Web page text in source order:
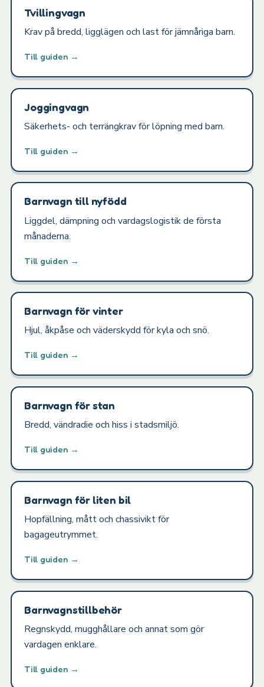
Tvillingvagn
Krav på bredd, ligglägen och last för jämnåriga barn.
Till guiden →
Joggingvagn
Säkerhets- och terrängkrav för löpning med barn.
Till guiden →
Barnvagn till nyfödd
Liggdel, dämpning och vardagslogistik de första
månaderna.
Till guiden →
Barnvagn för vinter
Hjul, åkpåse och väderskydd för kyla och snö.
Till guiden →
Barnvagn för stan
Bredd, vändradie och hiss i stadsmiljö.
Till guiden →
Barnvagn för liten bil
Hopfällning, mått och chassivikt för
bagageutrymmet.
Till guiden →
Barnvagnstillbehör
Regnskydd, mugghållare och annat som gör
vardagen enklare.
Till guiden →